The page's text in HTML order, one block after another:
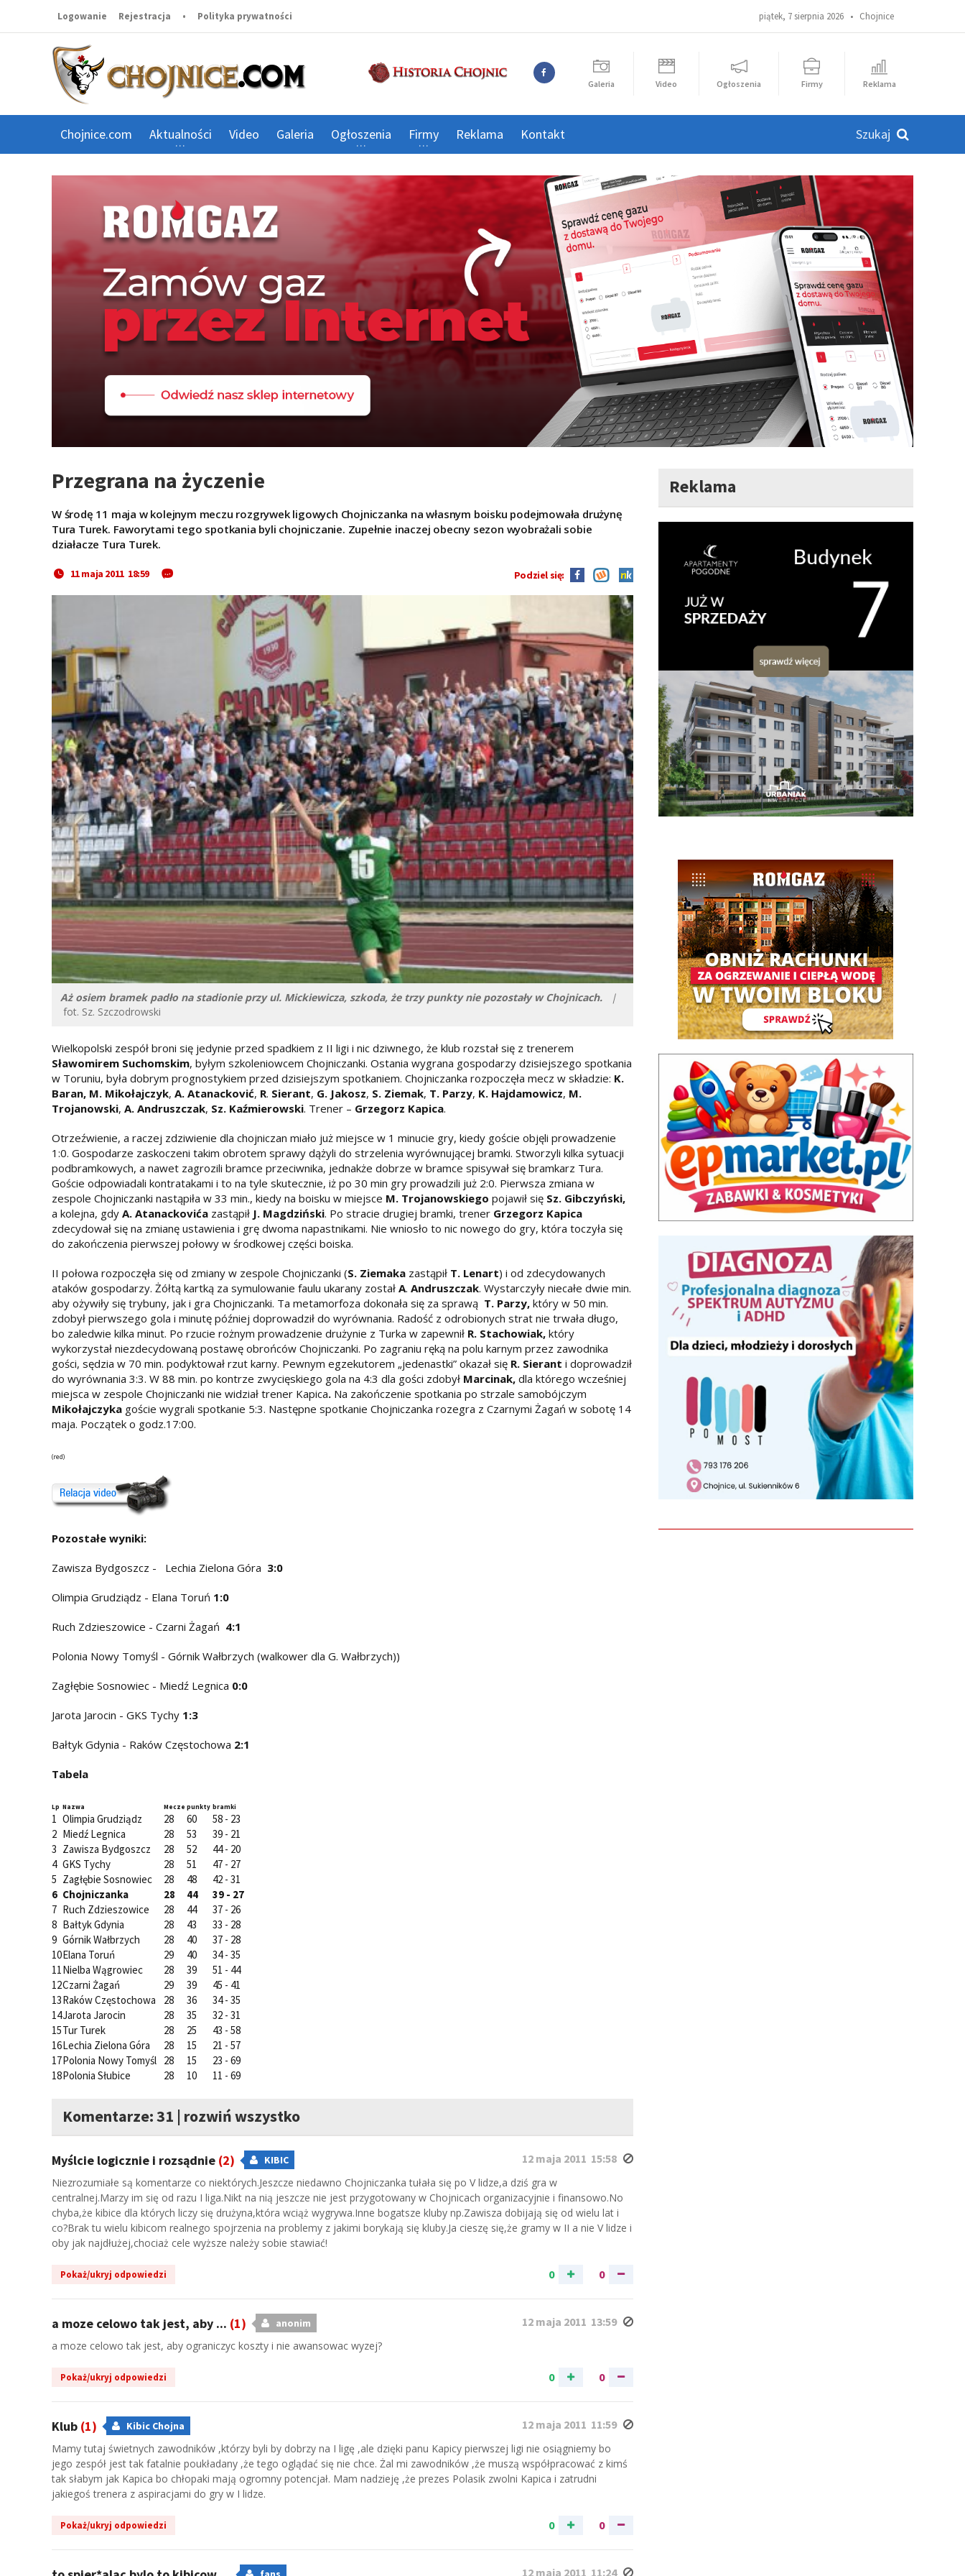
piątek, 7 sierpnia 2026 • Chojnice
Logowanie Rejestracja • Polityka prywatności
Galeria Video Ogłoszenia Firmy Reklama
Chojnice.com Aktualności Video Galeria Ogłoszenia Firmy Reklama Kontakt
Przegrana na życzenie
W środę 11 maja w kolejnym meczu rozgrywek ligowych Chojniczanka na własnym boisku podejmowała drużynę
Tura Turek. Faworytami tego spotkania byli chojniczanie. Zupełnie inaczej obecny sezon wyobrażali sobie
działacze Tura Turek.
11 maja 2011 18:59 Podziel się:
Aż osiem bramek padło na stadionie przy ul. Mickiewicza, szkoda, że trzy punkty nie pozostały w Chojnicach. |
fot. Sz. Szczodrowski
Wielkopolski zespół broni się jedynie przed spadkiem z II ligi i nic dziwnego, że klub rozstał się z trenerem
Sławomirem Suchomskim, byłym szkoleniowcem Chojniczanki. Ostania wygrana gospodarzy dzisiejszego spotkania
w Toruniu, była dobrym prognostykiem przed dzisiejszym spotkaniem. Chojniczanka rozpoczęła mecz w składzie: K.
Baran, M. Mikołajczyk, A. Atanacković, R. Sierant, G. Jakosz, S. Ziemak, T. Parzy, K. Hajdamowicz, M.
Trojanowski, A. Andruszczak, Sz. Kaźmierowski. Trener – Grzegorz Kapica.
Otrzeźwienie, a raczej zdziwienie dla chojniczan miało już miejsce w 1 minucie gry, kiedy goście objęli prowadzenie
1:0. Gospodarze zaskoczeni takim obrotem sprawy dążyli do strzelenia wyrównującej bramki. Stworzyli kilka sytuacji
podbramkowych, a nawet zagrozili bramce przeciwnika, jednakże dobrze w bramce spisywał się bramkarz Tura.
Goście odpowiadali kontratakami i to na tyle skutecznie, iż po 30 min gry prowadzili już 2:0. Pierwsza zmiana w
zespole Chojniczanki nastąpiła w 33 min., kiedy na boisku w miejsce M. Trojanowskiego pojawił się Sz. Gibczyński,
a kolejna, gdy A. Atanackovića zastąpił J. Magdziński. Po stracie drugiej bramki, trener Grzegorz Kapica
zdecydował się na zmianę ustawienia i grę dwoma napastnikami. Nie wniosło to nic nowego do gry, która toczyła się
do zakończenia pierwszej połowy w środkowej części boiska.
II połowa rozpoczęła się od zmiany w zespole Chojniczanki (S. Ziemaka zastąpił T. Lenart) i od zdecydowanych
ataków gospodarzy. Żółtą kartką za symulowanie faulu ukarany został A. Andruszczak. Wystarczyły niecałe dwie min.
aby ożywiły się trybuny, jak i gra Chojniczanki. Ta metamorfoza dokonała się za sprawą T. Parzy, który w 50 min.
zdobył pierwszego gola i minutę później doprowadził do wyrównania. Radość z odrobionych strat nie trwała długo,
bo zaledwie kilka minut. Po rzucie rożnym prowadzenie drużynie z Turka w zapewnił R. Stachowiak, który
wykorzystał niezdecydowaną postawę obrońców Chojniczanki. Po zagraniu ręką na polu karnym przez zawodnika
gości, sędzia w 70 min. podyktował rzut karny. Pewnym egzekutorem „jedenastki” okazał się R. Sierant i doprowadził
do wyrównania 3:3. W 88 min. po kontrze zwycięskiego gola na 4:3 dla gości zdobył Marcinak, dla którego wcześniej
miejsca w zespole Chojniczanki nie widział trener Kapica. Na zakończenie spotkania po strzale samobójczym
Mikołajczyka goście wygrali spotkanie 5:3. Następne spotkanie Chojniczanka rozegra z Czarnymi Żagań w sobotę 14
maja. Początek o godz.17:00.
(red)
Pozostałe wyniki:
Zawisza Bydgoszcz - Lechia Zielona Góra 3:0
Olimpia Grudziądz - Elana Toruń 1:0
Ruch Zdzieszowice - Czarni Żagań 4:1
Polonia Nowy Tomyśl - Górnik Wałbrzych (walkower dla G. Wałbrzych))
Zagłębie Sosnowiec - Miedź Legnica 0:0
Jarota Jarocin - GKS Tychy 1:3
Bałtyk Gdynia - Raków Częstochowa 2:1
Tabela
Lp Nazwa Mecze punkty bramki
1 Olimpia Grudziądz 28 60
58 - 23
2 Miedź Legnica 28 53
39 - 21
3 Zawisza Bydgoszcz 28 52
44 - 20
4 GKS Tychy 28 51
47 - 27
5 Zagłębie Sosnowiec 28 48
42 - 31
6 Chojniczanka 28 44
39 - 27
7 Ruch Zdzieszowice 28 44
37 - 26
8 Bałtyk Gdynia 28 43
33 - 28
9 Górnik Wałbrzych 28 40
37 - 28
10Elana Toruń 29 40
34 - 35
11Nielba Wągrowiec 28 39
51 - 44
12Czarni Żagań 29 39
45 - 41
13Raków Częstochowa 28 36
34 - 35
14Jarota Jarocin 28 35
32 - 31
15Tur Turek 28 25
43 - 58
16Lechia Zielona Góra 28 15
21 - 57
17Polonia Nowy Tomyśl 28 15
23 - 69
18Polonia Słubice 28 10 11 - 69
Komentarze: 31 | rozwiń wszystko
12 maja 2011 15:58
Myślcie logicznie i rozsądnie (2) KIBIC
Niezrozumiałe są komentarze co niektórych.Jeszcze niedawno Chojniczanka tułała się po V lidze,a dziś gra w
centralnej.Marzy im się od razu I liga.Nikt na nią jeszcze nie jest przygotowany w Chojnicach organizacyjnie i finansowo.No
chyba,że kibice dla których liczy się drużyna,która wciąż wygrywa.Inne bogatsze kluby np.Zawisza dobijają się od wielu lat i
co?Brak tu wielu kibicom realnego spojrzenia na problemy z jakimi borykają się kluby.Ja cieszę się,że gramy w II a nie V lidze i
oby jak najdłużej,chociaż cele wyższe należy sobie stawiać!
0 0
Pokaż/ukryj odpowiedzi
12 maja 2011 13:59
a moze celowo tak jest, aby ... (1) anonim
a moze celowo tak jest, aby ograniczyc koszty i nie awansowac wyzej?
0 0
Pokaż/ukryj odpowiedzi
12 maja 2011 11:59
Klub (1) Kibic Chojna
Mamy tutaj świetnych zawodników ,którzy byli by dobrzy na I ligę ,ale dzięki panu Kapicy pierwszej ligi nie osiągniemy bo
jego zespół jest tak fatalnie poukładany ,że tego oglądać się nie chce. Żal mi zawodników ,że muszą współpracować z kimś
tak słabym jak Kapica bo chłopaki mają ogromny potencjał. Mam nadzieję ,że prezes Polasik zwolni Kapica i zatrudni
jakiegoś trenera z aspiracjami do gry w I lidze.
0 0
Pokaż/ukryj odpowiedzi
12 maja 2011 11:24
Reklama